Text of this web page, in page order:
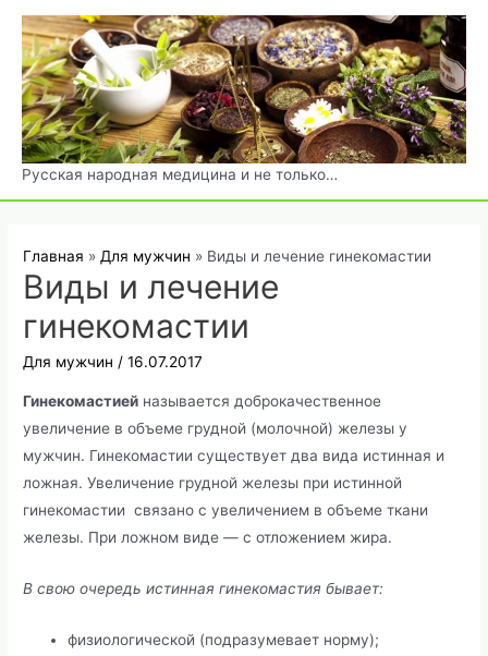
Перейти
содержимому
Русская народная медицина и не только…
Главная Для мужчин Виды и лечение гинекомастии
Виды и лечение
гинекомастии
Для мужчин /16.07.2017
Гинекомастией называется доброкачественное
увеличение в объеме грудной (молочной) железы у
мужчин. Гинекомастии существует два вида истинная и
ложная. Увеличение грудной железы при истинной
гинекомастии связано с увеличением в объеме ткани
железы. При ложном виде — с отложением жира.
В свою очередь истинная гинекомастия бывает:
физиологической (подразумевает норму);